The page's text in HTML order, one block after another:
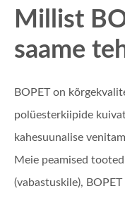
Millist
saame
BOPET on
polüesterkiipide
kahesuunalise
Meie peamised
(vabastuskile),